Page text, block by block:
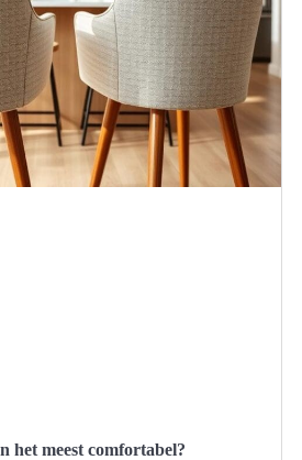
het meest comfortabel?